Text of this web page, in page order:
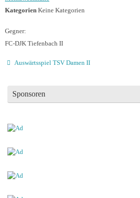
Kategorien Keine Kategorien
Gegner:
FC-DJK Tiefenbach II
Auswärtsspiel TSV Damen II
Sponsoren